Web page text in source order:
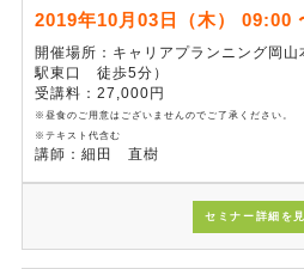
て、実践的な「なぜなぜ分析」トレー
り的確な再発防止策を導き出すポイ
るヒントを得るための講座です。
2019年10月03日（木） 09:00
開催場所：キャリアプランニング岡
駅東口 徒歩5分）
受講料：27,000円
※昼食のご用意はございませんのでご了承ください。
※テキスト代含む
講師：細田 直樹
セミナー詳細を